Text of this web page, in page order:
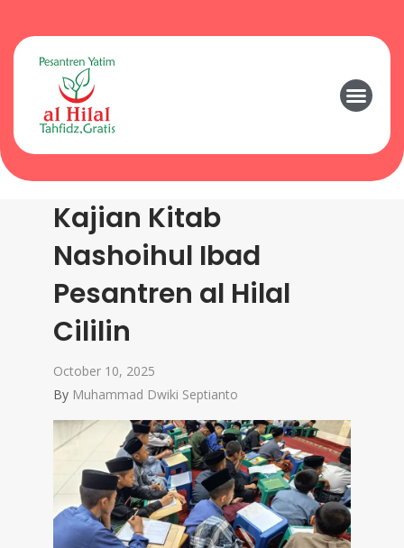
Kajian Kitab
Nashoihul Ibad
Pesantren al Hilal
Cililin
October 10, 2025
By Muhammad Dwiki Septianto